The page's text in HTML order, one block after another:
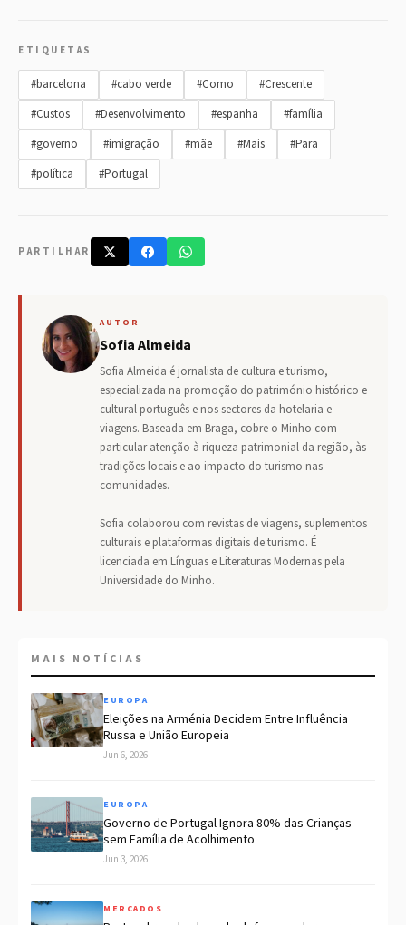
ETIQUETAS
#barcelona #cabo verde #Como
#Crescente
#Custos
#Desenvolvimento #espanha
#família
#governo
#imigração #mãe #Mais
#Para
#política
#Portugal
PARTILHAR
AUTOR
Sofia Almeida
Sofia Almeida é jornalista de cultura e turismo,
especializada na promoção do património histórico e
cultural português e nos sectores da hotelaria e
viagens. Baseada em Braga, cobre o Minho com
particular atenção à riqueza patrimonial da região, às
tradições locais e ao impacto do turismo nas
comunidades.
Sofia colaborou com revistas de viagens, suplementos
culturais e plataformas digitais de turismo. É
licenciada em Línguas e Literaturas Modernas pela
Universidade do Minho.
MAIS NOTÍCIAS
EUROPA
Eleições na Arménia Decidem Entre Influência
Russa e União Europeia
Jun 6, 2026
EUROPA
Governo de Portugal Ignora 80% das Crianças
sem Família de Acolhimento
Jun 3, 2026
MERCADOS